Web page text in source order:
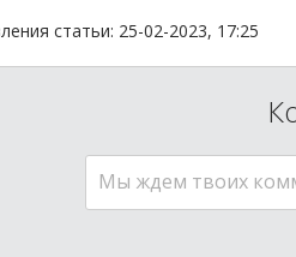
статьи: 25-02-2023, 17:25
Мы ждем твоих